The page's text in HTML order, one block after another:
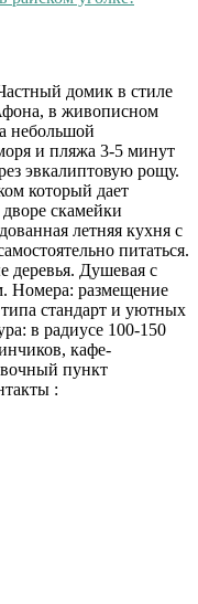
домик в стиле
в живописном
небольшой
и пляжа 3-5 минут
эвкалиптовую рощу.
который дает
скамейки
летняя кухня с
питаться.
деревья. Душевая с
Номера: размещение
стандарт и уютных
в радиусе 100-150
кафе-
пункт
: